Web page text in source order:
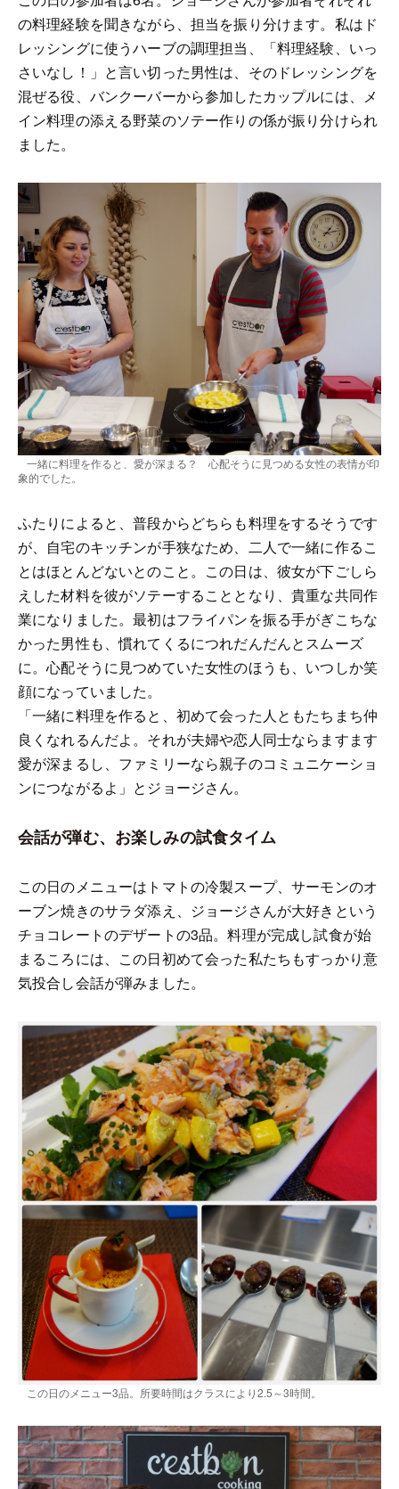
の料理経験を聞きながら、担当を振り分けます。私はド
レッシングに使うハーブの調理担当、「料理経験、いっ
さいなし！」と言い切った男性は、そのドレッシングを
混ぜる役、バンクーバーから参加したカップルには、メ
イン料理の添える野菜のソテー作りの係が振り分けられ
ました。
一緒に料理を作ると、愛が深まる？ 心配そうに見つめる女性の表情が印
象的でした。
ふたりによると、普段からどちらも料理をするそうです
が、自宅のキッチンが手狭なため、二人で一緒に作るこ
とはほとんどないとのこと。この日は、彼女が下ごしら
えした材料を彼がソテーすることとなり、貴重な共同作
業になりました。最初はフライパンを振る手がぎこちな
かった男性も、慣れてくるにつれだんだんとスムーズ
に。心配そうに見つめていた女性のほうも、いつしか笑
顔になっていました。
「一緒に料理を作ると、初めて会った人ともたちまち仲
良くなれるんだよ。それが夫婦や恋人同士ならますます
愛が深まるし、ファミリーなら親子のコミュニケーショ
ンにつながるよ」とジョージさん。
会話が弾む、お楽しみの試食タイム
この日のメニューはトマトの冷製スープ、サーモンのオ
ーブン焼きのサラダ添え、ジョージさんが大好きという
チョコレートのデザートの3品。料理が完成し試食が始
まるころには、この日初めて会った私たちもすっかり意
気投合し会話が弾みました。
この日のメニュー3品。所要時間はクラスにより2.5～3時間。